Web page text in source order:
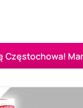
Częstochowa!